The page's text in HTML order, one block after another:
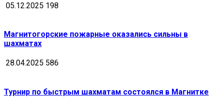
05.12.2025 198
Магнитогорские пожарные оказались сильны в
шахматах
28.04.2025 586
Турнир по быстрым шахматам состоялся в Магнитке